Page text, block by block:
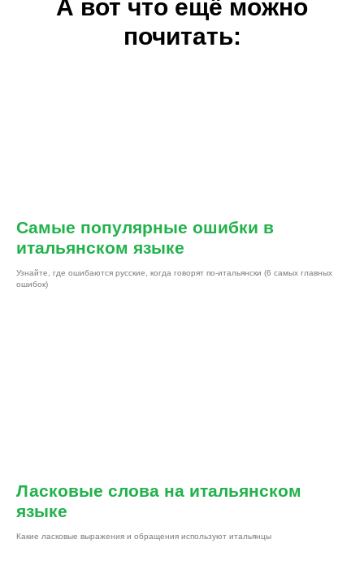
А вот что ещё можно
почитать:
Самые популярные ошибки в
итальянском языке
Узнайте, где ошибаются русские, когда говорят по-итальянски (6 самых главных
ошибок)
Ласковые слова на итальянском
языке
Какие ласковые выражения и обращения используют итальянцы